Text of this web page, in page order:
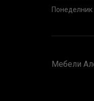
Понеделник
Мебели